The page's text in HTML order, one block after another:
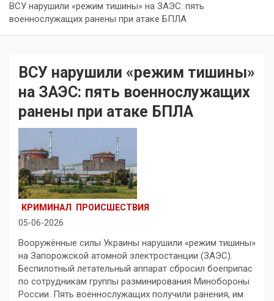
ВСУ нарушили «режим тишины» на ЗАЭС: пять
военнослужащих ранены при атаке БПЛА
ВСУ нарушили «режим тишины»
на ЗАЭС: пять военнослужащих
ранены при атаке БПЛА
КРИМИНАЛ
ПРОИСШЕСТВИЯ
05-06-2026
Вооружённые силы Украины нарушили «режим тишины»
на Запорожской атомной электростанции (ЗАЭС).
Беспилотный летательный аппарат сбросил боеприпас
по сотрудникам группы разминирования Минобороны
России. Пять военнослужащих получили ранения, им